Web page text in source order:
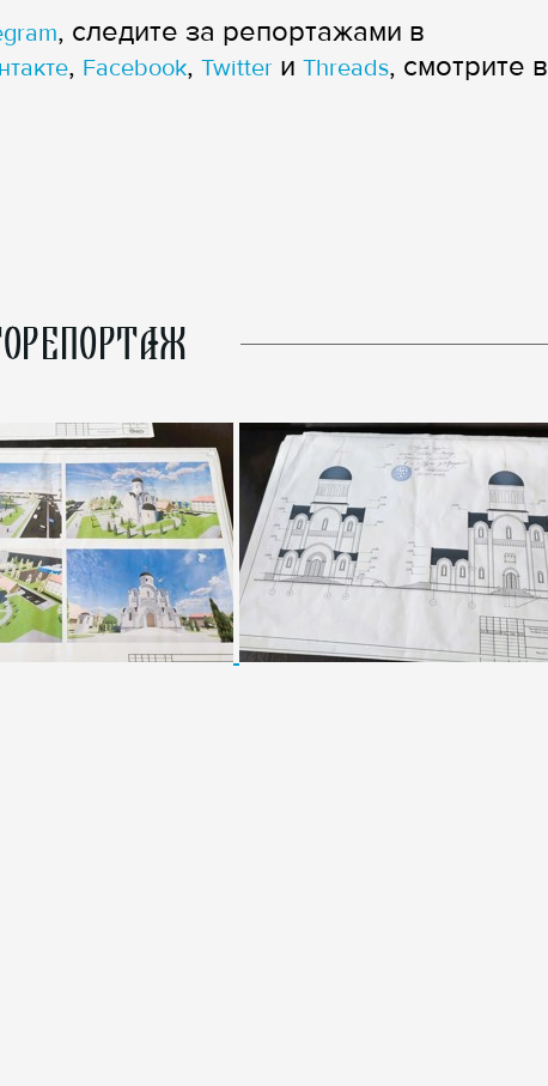
, следите за репортажами в
, Facebook, Twitter и Threads, смотрите в